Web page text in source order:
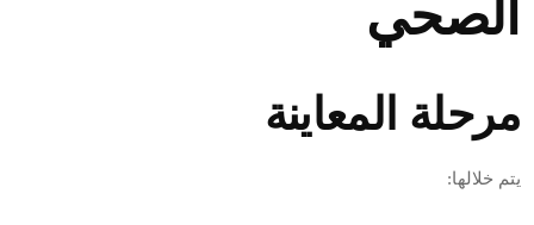
الصحي
مرحلة المعاينة
يتم خلالها: